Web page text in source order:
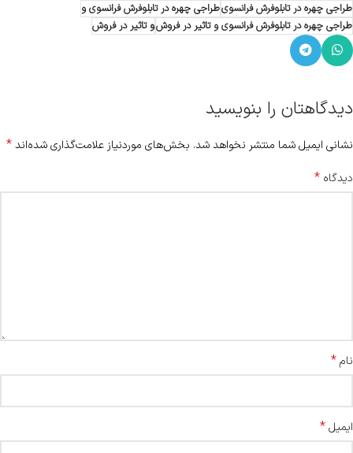
طراجی چهره در تابلوفرش فرانسویطراجی چهره در تابلوفرش فرانسوی و
طراجی چهره در تابلوفرش فرانسوی و تاثیر در فروشو تاثیر در فروش
دیدگاهتان را بنویسید
نشانی ایمیل شما منتشر نخواهد شد. بخش‌های موردنیاز علامت‌گذاری شده‌اند*
دیدگاه *
نام*
ایمیل*